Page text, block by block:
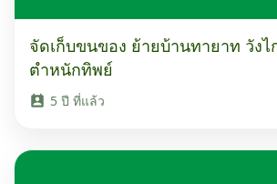
จัดเก็บขนของ ย้ายบ้านทายาท วังไ
ตำหนักทิพย์
perm_contact_calendar 5 ปี ที่แล้ว